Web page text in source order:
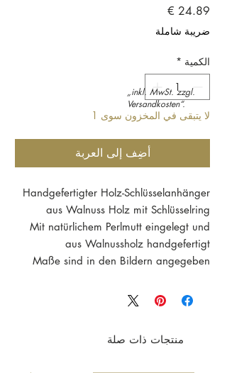
السعر
ضريبة شاملة
الكمية *
لا يتبقى في المخزون سوى 1
أضِف إلى العربة
Handgefertigter Holz-Schlüsselanhänger
aus Walnuss Holz mit Schlüsselring
Mit natürlichem Perlmutt eingelegt und
aus Walnussholz handgefertigt
Maße sind in den Bildern angegeben
„inkl. MwSt. zzgl.
Versandkosten“.
منتجات ذات صلة